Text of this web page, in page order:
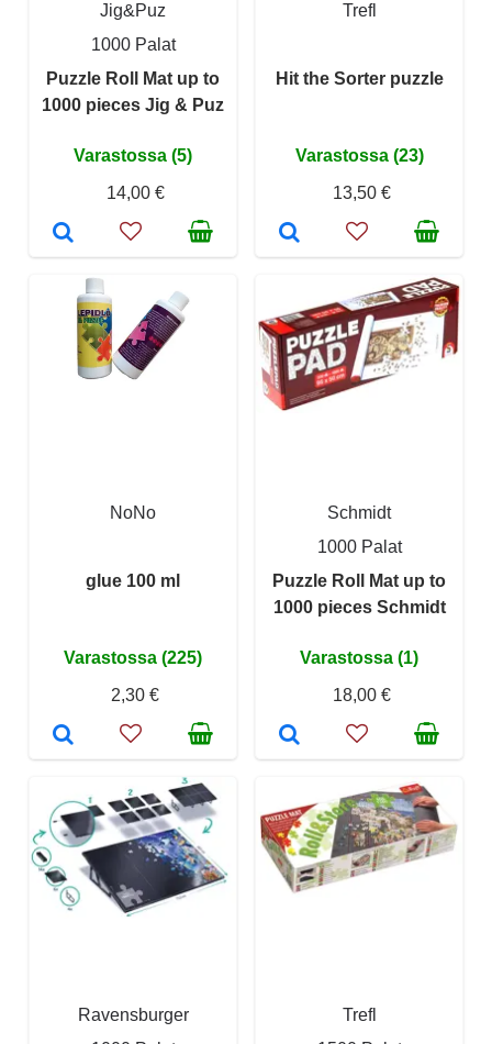
Jig&Puz
1000 Palat
Puzzle Roll Mat up to
1000 pieces Jig & Puz
Varastossa (5)
14,00 €
Trefl
Hit the Sorter puzzle
Varastossa (23)
13,50 €
NoNo
glue 100 ml
Varastossa (225)
2,30 €
Schmidt
1000 Palat
Puzzle Roll Mat up to
1000 pieces Schmidt
Varastossa (1)
18,00 €
Ravensburger
Trefl